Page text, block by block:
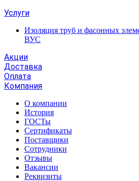
Услуги
Изоляция труб и фасонных
ВУС
Акции
Доставка
Оплата
Компания
О компании
История
ГОСТы
Сертификаты
Поставщики
Сотрудники
Отзывы
Вакансии
Реквизиты